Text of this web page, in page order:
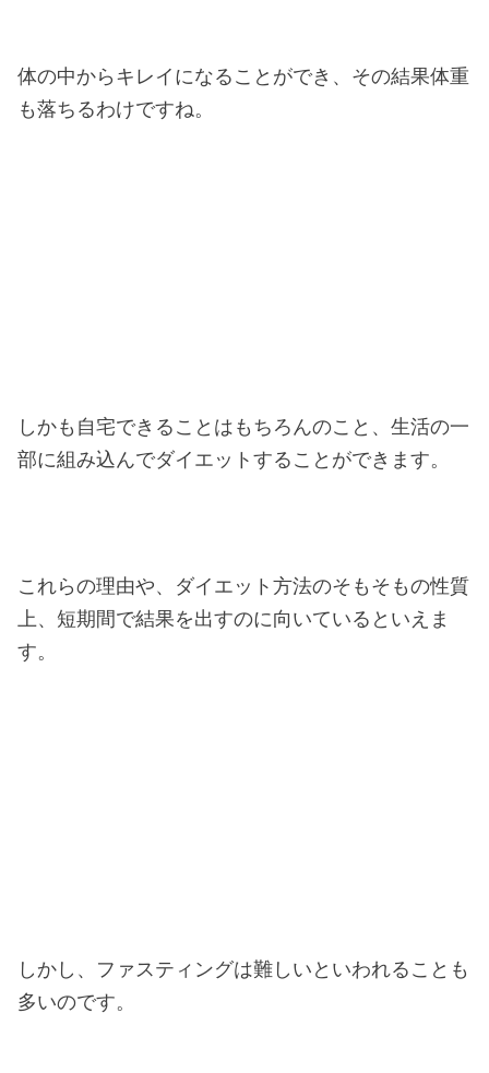
体の中からキレイになることができ、その結果体重
も落ちるわけですね。
しかも自宅できることはもちろんのこと、生活の一
部に組み込んでダイエットすることができます。
これらの理由や、ダイエット方法のそもそもの性質
上、短期間で結果を出すのに向いているといえま
す。
しかし、ファスティングは難しいといわれることも
多いのです。